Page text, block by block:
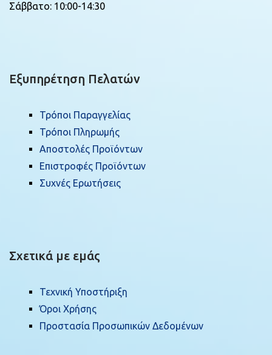
Σάββατο: 10:00-14:30
Εξυπηρέτηση Πελατών
Τρόποι Παραγγελίας
Τρόποι Πληρωμής
Αποστολές Προϊόντων
Επιστροφές Προϊόντων
Συχνές Ερωτήσεις
Σχετικά με εμάς
Τεχνική Υποστήριξη
Όροι Χρήσης
Προστασία Προσωπικών Δεδομένων